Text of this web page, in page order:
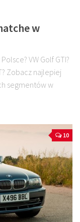
w
VW Golf GTI?
Zobacz najlepiej
segmentów w
10